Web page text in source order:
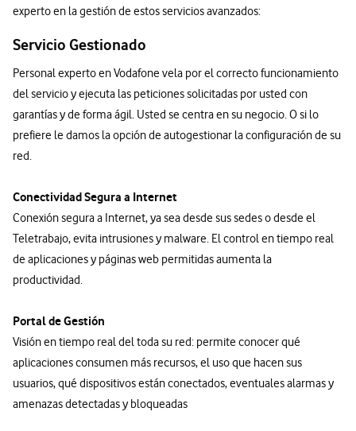
experto en la gestión de estos servicios avanzados:
Servicio Gestionado
Personal experto en Vodafone vela por el correcto funcionamiento
del servicio y ejecuta las peticiones solicitadas por usted con
garantías y de forma ágil. Usted se centra en su negocio. O si lo
prefiere le damos la opción de autogestionar la configuración de su
red.
Conectividad Segura a Internet
Conexión segura a Internet, ya sea desde sus sedes o desde el
Teletrabajo, evita intrusiones y malware. El control en tiempo real
de aplicaciones y páginas web permitidas aumenta la
productividad.
Portal de Gestión
Visión en tiempo real del toda su red: permite conocer qué
aplicaciones consumen más recursos, el uso que hacen sus
usuarios, qué dispositivos están conectados, eventuales alarmas y
amenazas detectadas y bloqueadas